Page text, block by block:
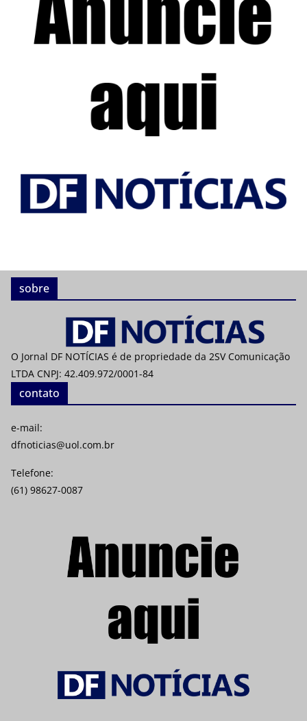
sobre
O Jornal DF NOTÍCIAS é de propriedade da 2SV Comunicação
LTDA CNPJ: 42.409.972/0001-84
contato
e-mail:
dfnoticias@uol.com.br
Telefone:
(61) 98627-0087